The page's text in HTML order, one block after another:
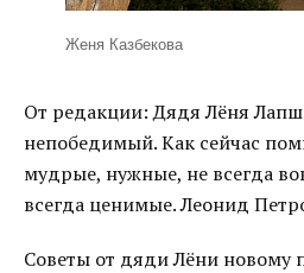
Женя Казбекова
От редакции: Дядя Лёня
непобедимый. Как сейчас
мудрые, нужные, не всегда
всегда ценимые. Леонид
Советы от дяди Лёни новому